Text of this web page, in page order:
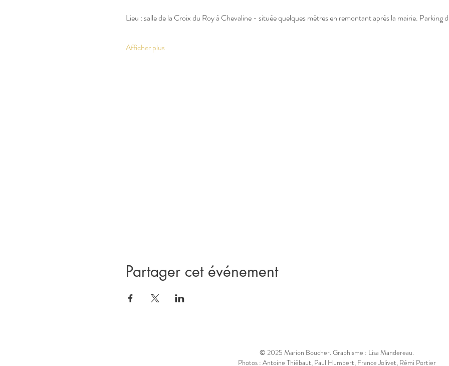
Lieu : salle de la Croix du Roy à Chevaline - située quelques mètres en remontant après la mairie. Parking
Afficher plus
Partager cet événement
© 2025 Marion Boucher. Graphisme : Lisa Mandereau.
Photos : Antoine Thiébaut, Paul Humbert, France Jolivet, Rémi Portier